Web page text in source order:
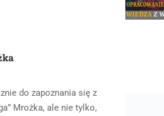
do zapoznania się z
Mrożka, ale nie tylko,